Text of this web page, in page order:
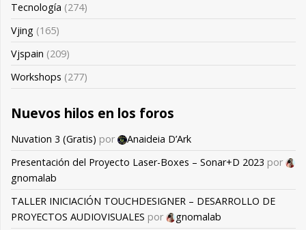
Tecnología (274)
Vjing (165)
Vjspain (209)
Workshops (277)
Nuevos hilos en los foros
Nuvation 3 (Gratis) por
Anaideia D’Ark
Presentación del Proyecto Laser-Boxes – Sonar+D 2023 por
gnomalab
TALLER INICIACIÓN TOUCHDESIGNER – DESARROLLO DE
PROYECTOS AUDIOVISUALES por
gnomalab